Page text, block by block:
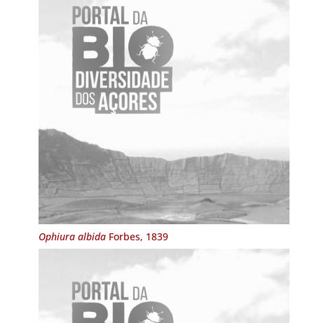
Ophiura albidaForbes, 1839